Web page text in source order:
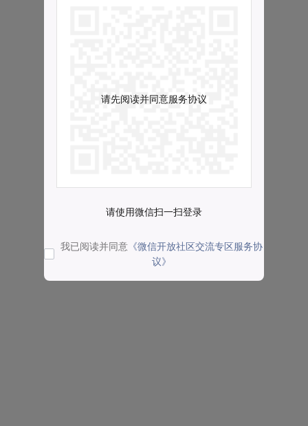
请先阅读并同意服务协议
请使用微信扫一扫登录
我已阅读并同意 《微信开放社区交流专区服务协
议》